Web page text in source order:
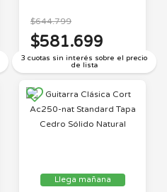
3 cuotas sin interés sobre el precio
de lista
$644.799
$581.699
Llega mañana